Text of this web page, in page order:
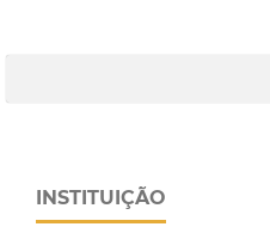
INSTITUIÇÃO